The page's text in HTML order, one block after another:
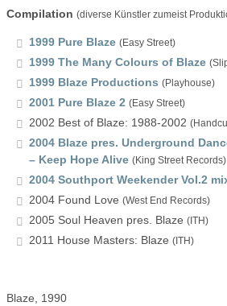
Compilation (diverse Künstler zumeist
1999 Pure Blaze (Easy Street)
1999 The Many Colours of Blaze
1999 Blaze Productions (Playhouse)
2001 Pure Blaze 2 (Easy Street)
2002 Best of Blaze: 1988-2002
2004 Blaze pres. Underground
– Keep Hope Alive (King Street Records)
2004 Southport Weekender Vol.2
2004 Found Love (West End Records)
2005 Soul Heaven pres. Blaze (ITH)
2011 House Masters: Blaze (ITH)
Blaze, 1990